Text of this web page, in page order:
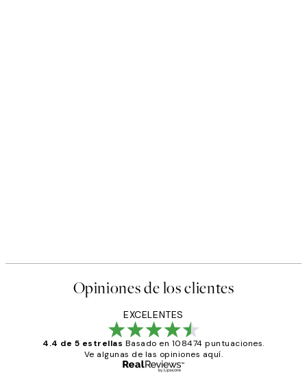
Opiniones de los clientes
EXCELENTES
4.4 de 5 estrellas Basado en 108474 puntuaciones.
Ve algunas de las opiniones aquí.